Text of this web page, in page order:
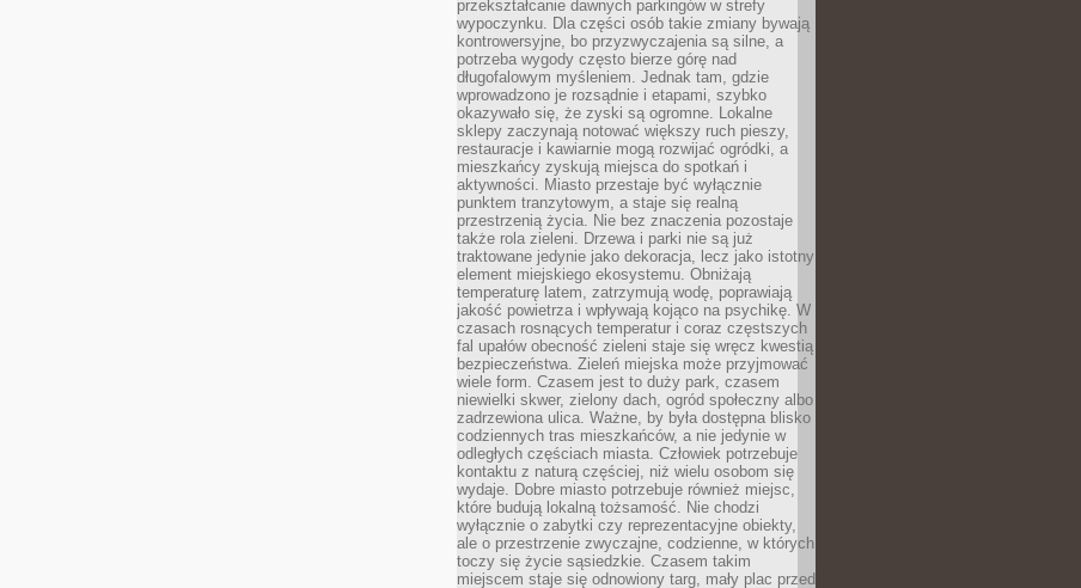
przekształcanie dawnych parkingów w strefy
wypoczynku. Dla części osób takie zmiany bywają
kontrowersyjne, bo przyzwyczajenia są silne, a
potrzeba wygody często bierze górę nad
długofalowym myśleniem. Jednak tam, gdzie
wprowadzono je rozsądnie i etapami, szybko
okazywało się, że zyski są ogromne. Lokalne
sklepy zaczynają notować większy ruch pieszy,
restauracje i kawiarnie mogą rozwijać ogródki, a
mieszkańcy zyskują miejsca do spotkań i
aktywności. Miasto przestaje być wyłącznie
punktem tranzytowym, a staje się realną
przestrzenią życia. Nie bez znaczenia pozostaje
także rola zieleni. Drzewa i parki nie są już
traktowane jedynie jako dekoracja, lecz jako istotny
element miejskiego ekosystemu. Obniżają
temperaturę latem, zatrzymują wodę, poprawiają
jakość powietrza i wpływają kojąco na psychikę. W
czasach rosnących temperatur i coraz częstszych
fal upałów obecność zieleni staje się wręcz kwestią
bezpieczeństwa. Zieleń miejska może przyjmować
wiele form. Czasem jest to duży park, czasem
niewielki skwer, zielony dach, ogród społeczny albo
zadrzewiona ulica. Ważne, by była dostępna blisko
codziennych tras mieszkańców, a nie jedynie w
odległych częściach miasta. Człowiek potrzebuje
kontaktu z naturą częściej, niż wielu osobom się
wydaje. Dobre miasto potrzebuje również miejsc,
które budują lokalną tożsamość. Nie chodzi
wyłącznie o zabytki czy reprezentacyjne obiekty,
ale o przestrzenie zwyczajne, codzienne, w których
toczy się życie sąsiedzkie. Czasem takim
miejscem staje się odnowiony targ, mały plac przed